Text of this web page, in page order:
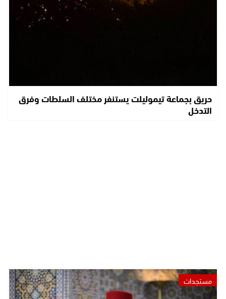
حريق بجماعة تيموليلت يستنفر مختلف السلطات وفرق
التدخل
مستجدات